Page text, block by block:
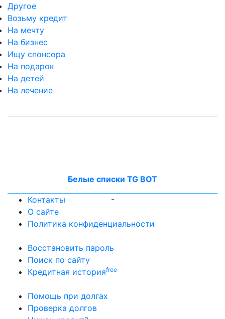
Другое
Возьму кредит
На мечту
На бизнес
Ищу спонсора
На подарок
На детей
На лечение
Белые списки TG BOT
-
Контакты
О сайте
Политика конфиденциальности
Восстановить пароль
Поиск по сайту
Кредитная историяfree
Помощь при долгах
Проверка долгов